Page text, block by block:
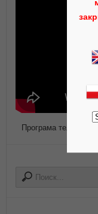
Програма